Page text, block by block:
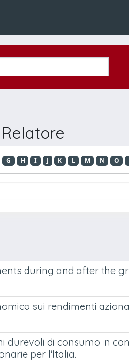
G H I J K L M N O
during and after the
sui rendimenti
di consumo in
per l'Italia.